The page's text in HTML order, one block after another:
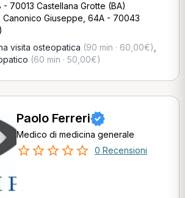
- 70013 Castellana Grotte (BA)
Canonico Giuseppe, 64A - 70043
visita osteopatica (90 min · 60,00€)
(60 min · 50,00€)
Paolo Ferreri
Medico di medicina generale
0 Recensioni